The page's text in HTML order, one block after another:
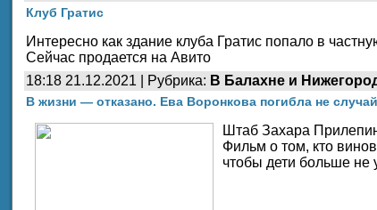
Клуб Гратис
Интересно как здание клуба Гратис попало в
Сейчас продается на Авито
18:18 21.12.2021 | Рубрика: В Балахне и
В жизни — отказано. Ева Воронкова погибла не
Штаб Захара
Фильм о том, кто
чтобы дети больше не